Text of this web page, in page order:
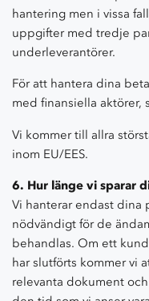
hantering men i vissa
uppgifter med tredje
underleverantörer.
För att hantera dina
med finansiella aktörer,
Vi kommer till allra
inom EU/EES.
6. Hur länge vi sparar
Vi hanterar endast dina
nödvändigt för de
behandlas. Om ett
har slutförts kommer vi
relevanta dokument